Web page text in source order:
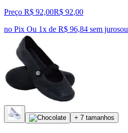
Preço R$ 92,00R$ 92,00
no Pix Ou 1x de R$ 96,84 sem jurosou
+ 7 tamanhos